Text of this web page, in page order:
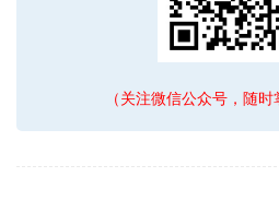
（关注微信公众号，随